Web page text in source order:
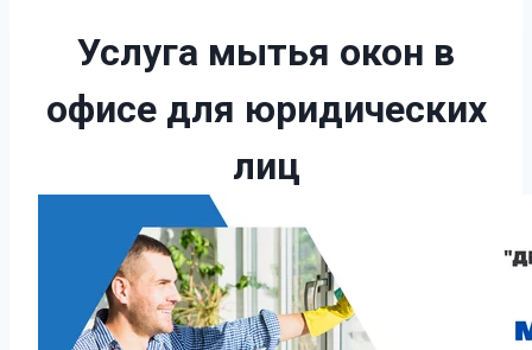
Услуга мытья окон в
офисе для юридических
лиц